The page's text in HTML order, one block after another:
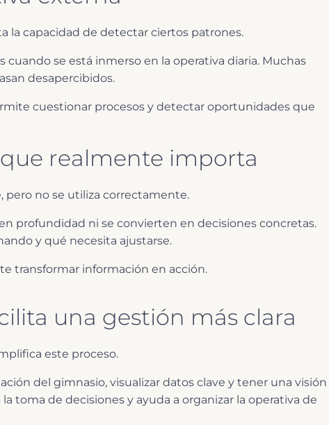
la capacidad de detectar ciertos patrones.
se está inmerso en la operativa diaria. Muchas
desapercibidos.
cuestionar procesos y detectar oportunidades que
realmente importa
pero no se utiliza correctamente.
profundidad ni se convierten en decisiones concretas.
y qué necesita ajustarse.
transformar información en acción.
una gestión más clara
este proceso.
del gimnasio, visualizar datos clave y tener una visión
toma de decisiones y ayuda a organizar la operativa de